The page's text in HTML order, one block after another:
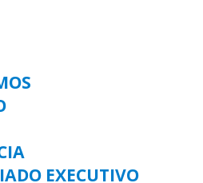
EXECUTIVO